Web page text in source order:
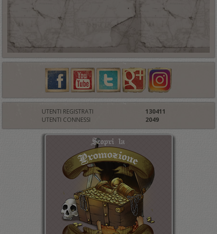
UTENTI REGISTRATI
130411
UTENTI CONNESSI
2049